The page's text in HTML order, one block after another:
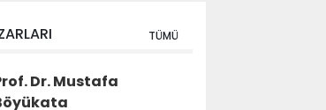
TÜMÜ
Dr. Mustafa